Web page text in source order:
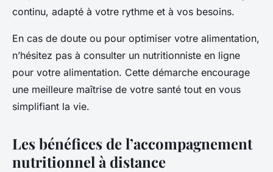
continu, adapté à votre rythme et à vos besoins.
En cas de doute ou pour optimiser votre alimentation,
n’hésitez pas à consulter un nutritionniste en ligne
pour votre alimentation. Cette démarche encourage
une meilleure maîtrise de votre santé tout en vous
simplifiant la vie.
Les bénéfices de l’accompagnement
nutritionnel à distance